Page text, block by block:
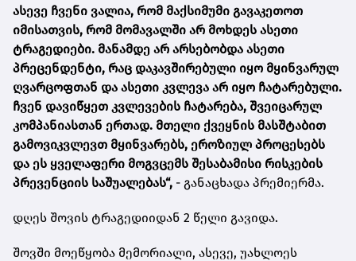
ასევე ჩვენი ვალია, რომ მაქსიმუმი გავაკეთოთ
იმისათვის, რომ მომავალში არ მოხდეს ასეთი
ტრაგედიები. მანამდე არ არსებობდა ასეთი
პრეცენდენტი, რაც დაკავშირებული იყო მყინვარულ
ღვარცოფთან და ასეთი კვლევა არ იყო ჩატარებული.
ჩვენ დავიწყეთ კვლევების ჩატარება, შვეიცარულ
კომპანიასთან ერთად. მთელი ქვეყნის მასშტაბით
გამოვიკვლევთ მყინვარებს, ეროზიულ პროცესებს
და ეს ყველაფერი მოგვცემს შესაბამისი რისკების
პრევენციის საშუალებას“, - განაცხადა პრემიერმა.
დღეს შოვის ტრაგედიიდან 2 წელი გავიდა.
შოვში მოეწყობა მემორიალი, ასევე, უახლოეს